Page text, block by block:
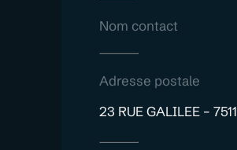
Nom contact
Adresse postale
23 RUE GALILEE –